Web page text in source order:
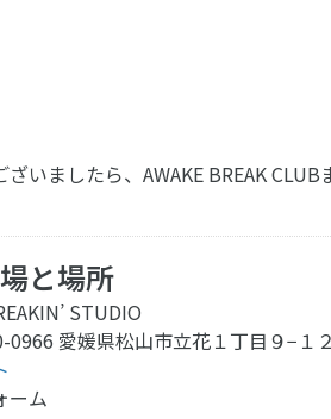
いましたら、AWAKE BREAK
と場所
STUDIO
0966 愛媛県松山市立花１丁目９−１
ーム